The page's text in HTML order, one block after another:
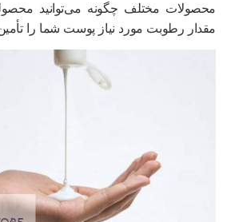
مختلف چگونه می‌توانید محصولی
رطوبت مورد نیاز پوست شما را تأمین